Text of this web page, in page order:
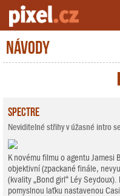
Server o natáčení a zpracování
Návody
Spectre
Neviditelné střihy v úžasné intro
K novému filmu o agentu Jamesi
objektivní (zpackané finále,
(kvality „Bond girl“ Léy
pomyslnou laťku nastavenou